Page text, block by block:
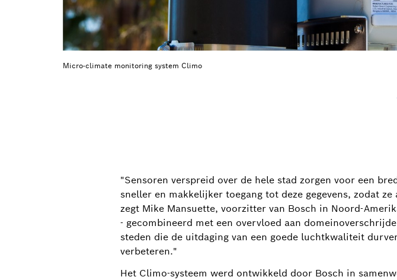
Micro-climate monitoring system Climo
"Sensoren verspreid over de hele stad zorgen voor een
sneller en makkelijker toegang tot deze gegevens, zodat
zegt Mike Mansuette, voorzitter van Bosch in Noord-
- gecombineerd met een overvloed aan
steden die de uitdaging van een goede luchtkwaliteit
verbeteren."
Het Climo-systeem werd ontwikkeld door Bosch in